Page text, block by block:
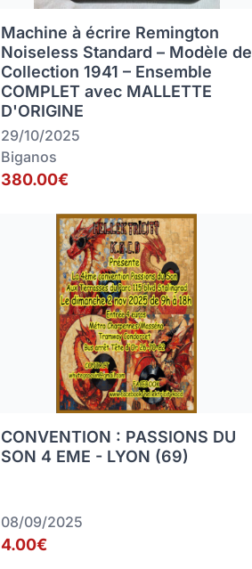
Machine à écrire Remington
Noiseless Standard – Modèle de
Collection 1941 – Ensemble
COMPLET avec MALLETTE
D'ORIGINE
29/10/2025
Biganos
380.00€
CONVENTION : PASSIONS DU
SON 4 EME - LYON (69)
08/09/2025
4.00€